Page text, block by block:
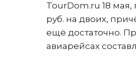
TourDom.ru 18 мая,
руб. на двоих,
ещё достаточно.
авиарейсах